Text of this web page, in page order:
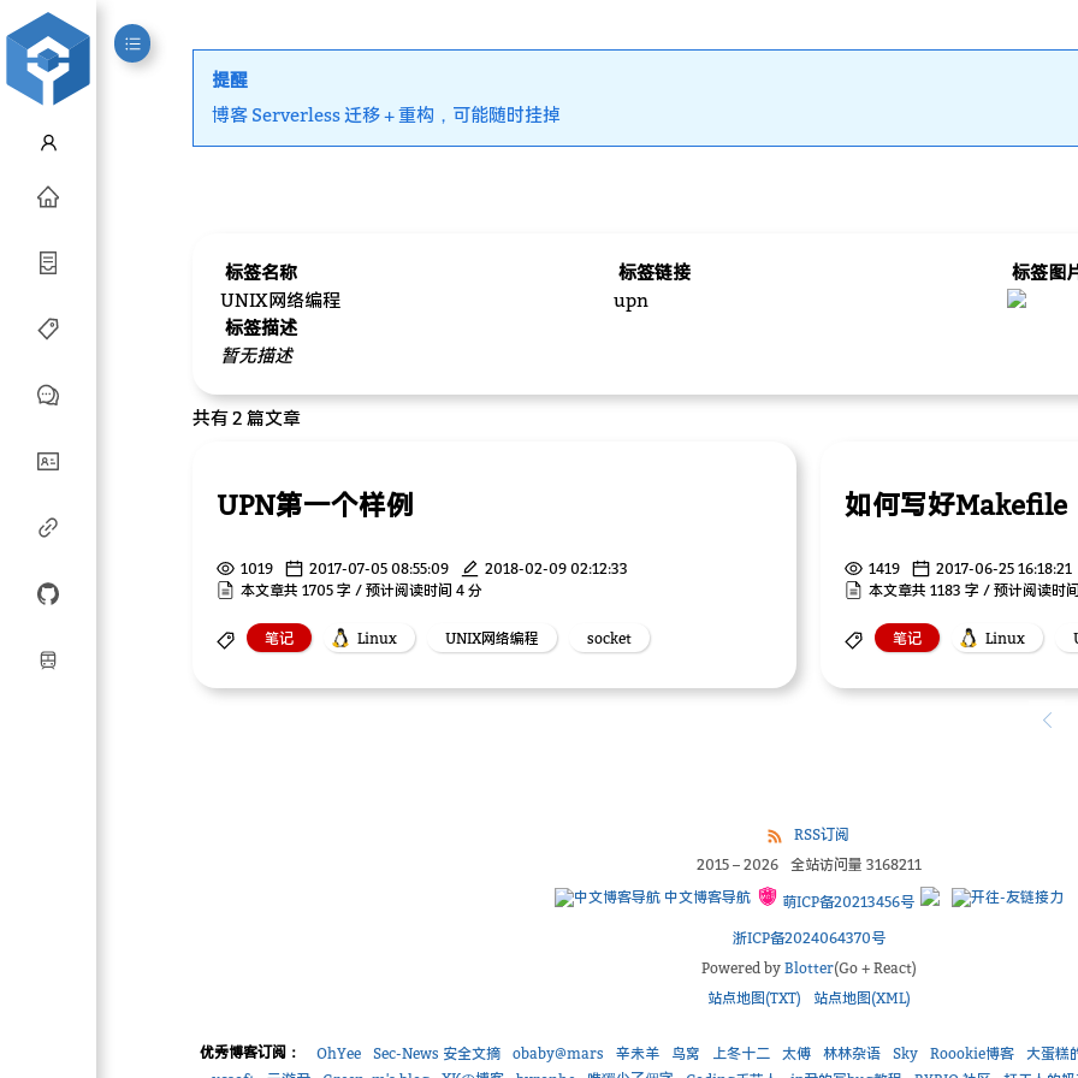
提醒
博客 Serverless 迁移 + 重构，可能随时挂掉
标签名称 标签链接
标签图
UNIX网络编程
upn
标签描述
暂无描述
共有 2 篇文章
UPN第一个样例
1019 2017-07-05 08:55:09
2018-02-09 02:12:33
本文章共 1705 字 / 预计阅读时间 4 分
笔记 Linux UNIX网络编程 socket
如何写好Makefile
1419
2017-06-25 16:18:21
本文章共 1183 字 / 预计阅读时
笔记 Linux
RSS订阅
2015– 2026 全站访问量 3168211
中文博客导航
萌ICP备20213456号
浙ICP备2024064370号
Powered by Blotter(Go + React)
站点地图(TXT)
站点地图(XML)
优秀博客订阅： OhYee Sec-News 安全文摘 obaby@mars 辛未羊 鸟窝 上冬十二 太傅 林林杂语 Sky Roookie博客
大蛋糕